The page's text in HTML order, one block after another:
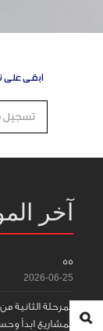
ابقى على
آخر
55
2026-06-25
المرحلة الثانية
المشاريع ابدأ